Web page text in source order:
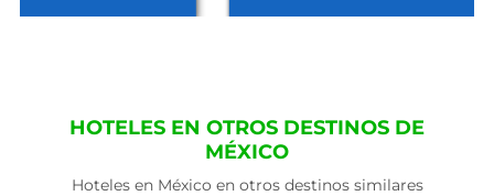
HOTELES EN OTROS DESTINOS DE
MÉXICO
Hoteles en México en otros destinos similares